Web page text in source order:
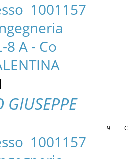
1001157
A - Co
GIUSEPPE
1001157
9